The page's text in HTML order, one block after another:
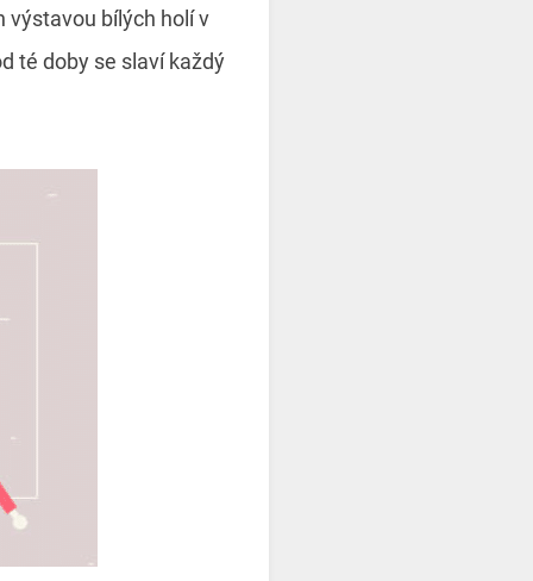
výstavou bílých holí v
té doby se slaví každý